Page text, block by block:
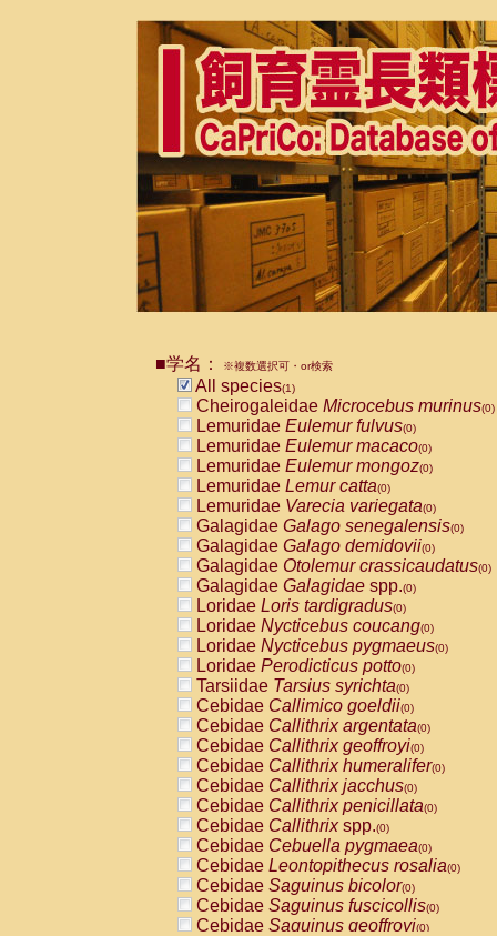
■学名： ※複数選択可・or検索
All species(1)
Cheirogaleidae Microcebus murinus(0)
Lemuridae Eulemur fulvus(0)
Lemuridae Eulemur macaco(0)
Lemuridae Eulemur mongoz(0)
Lemuridae Lemur catta(0)
Lemuridae Varecia variegata(0)
Galagidae Galago senegalensis(0)
Galagidae Galago demidovii(0)
Galagidae Otolemur crassicaudatus(0)
Galagidae Galagidae spp.(0)
Loridae Loris tardigradus(0)
Loridae Nycticebus coucang(0)
Loridae Nycticebus pygmaeus(0)
Loridae Perodicticus potto(0)
Tarsiidae Tarsius syrichta(0)
Cebidae Callimico goeldii(0)
Cebidae Callithrix argentata(0)
Cebidae Callithrix geoffroyi(0)
Cebidae Callithrix humeralifer(0)
Cebidae Callithrix jacchus(0)
Cebidae Callithrix penicillata(0)
Cebidae Callithrixspp.(0)
Cebidae Cebuella pygmaea(0)
Cebidae Leontopithecus rosalia(0)
Cebidae Saguinus bicolor(0)
Cebidae Saguinus fuscicollis(0)
Cebidae Saguinus geoffroyi(0)